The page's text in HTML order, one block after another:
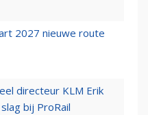
2027 nieuwe route
directeur KLM Erik
bij ProRail